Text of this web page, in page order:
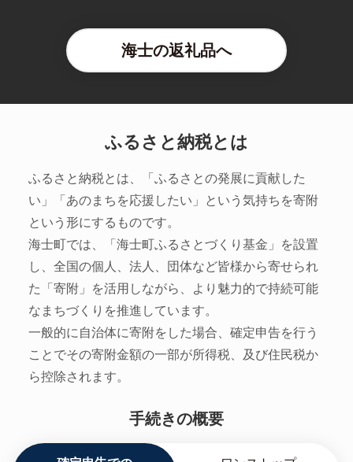
海士の返礼品へ
ふるさと納税とは
ふるさと納税とは、「ふるさとの発展に貢献した
い」「あのまちを応援したい」という気持ちを寄附
という形にするものです。
海士町では、「海士町ふるさとづくり基金」を設置
し、全国の個人、法人、団体など皆様から寄せられ
た「寄附」を活用しながら、より魅力的で持続可能
なまちづくりを推進しています。
一般的に自治体に寄附をした場合、確定申告を行う
ことでその寄附金額の一部が所得税、及び住民税か
ら控除されます。
手続きの概要